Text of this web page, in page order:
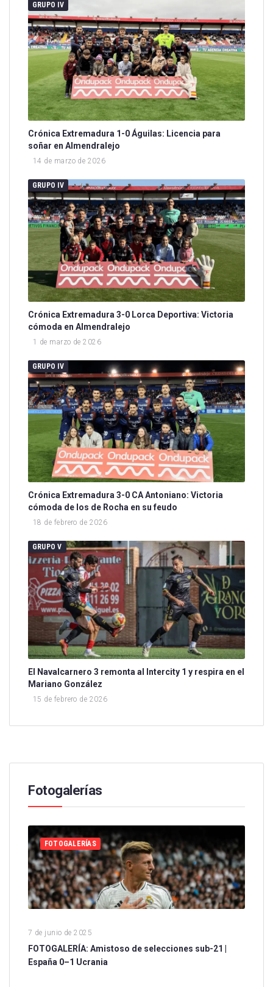
GRUPO IV
Crónica Extremadura 1-0 Águilas: Licencia para
soñar en Almendralejo
14 de marzo de 2026
GRUPO IV
Crónica Extremadura 3-0 Lorca Deportiva: Victoria
cómoda en Almendralejo
1 de marzo de 2026
GRUPO IV
Crónica Extremadura 3-0 CA Antoniano: Victoria
cómoda de los de Rocha en su feudo
18 de febrero de 2026
GRUPO V
El Navalcarnero 3 remonta al Intercity 1 y respira en el
Mariano González
15 de febrero de 2026
Fotogalerías
FOTOGALERÍAS
8 de junio de 2025 0
FOTOGALERÍA: CORAZÓN CLASSIC
MATCH | Real Madrid 3–3 Borussia
Dortmund
7 de junio de 2025
FOTOGALERÍA: Amistoso de selecciones sub-21 |
España 0–1 Ucrania